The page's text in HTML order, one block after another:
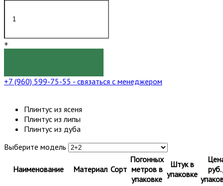
+
+7 (960) 599-75-55 - связаться с менеджером
Плинтус из ясеня
Плинтус из липы
Плинтус из дуба
Выберите модель
Наименование Материал Сорт
Погонных
метров в
упаковке
Штук в
упаковке